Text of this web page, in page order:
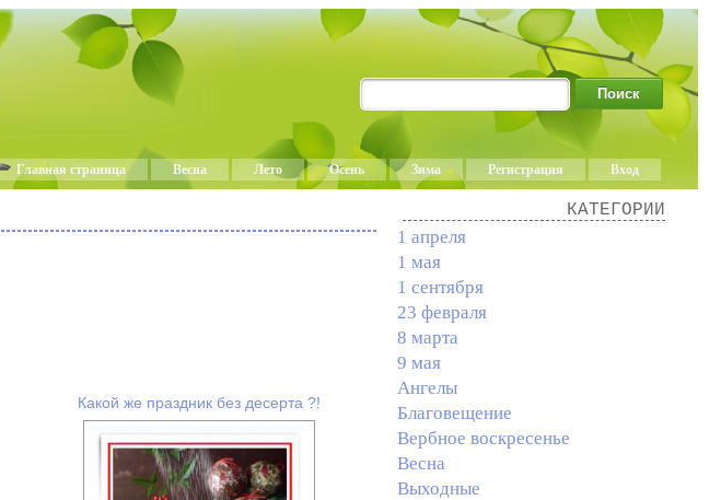
Главная страница Весна Лето Осень Зима Регистрация Вход
Какой же праздник без десерта ?!
КАТЕГОРИИ
1 апреля
1 мая
1 сентября
23 февраля
8 марта
9 мая
Ангелы
Благовещение
Вербное воскресенье
Весна
Выходные